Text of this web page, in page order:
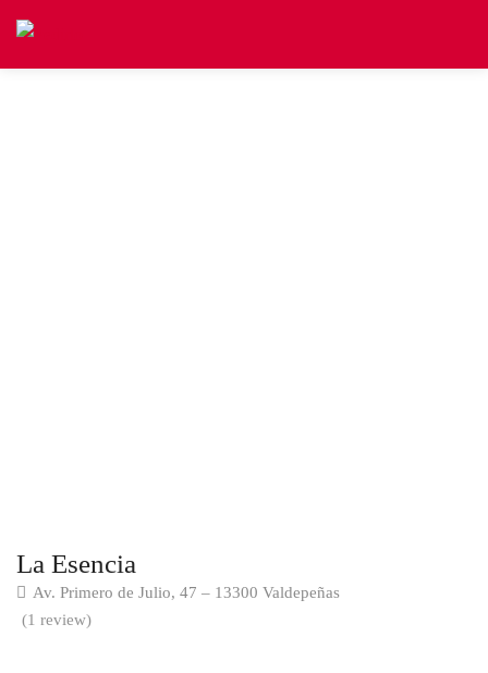
La Esencia
Av. Primero de Julio, 47 – 13300 Valdepeñas
(1 review)